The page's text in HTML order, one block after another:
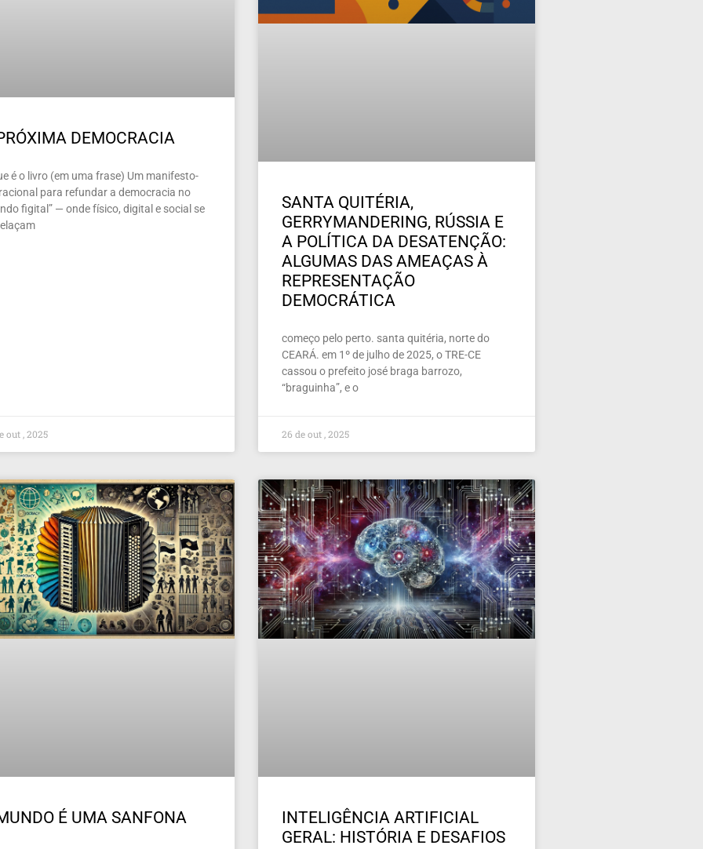
DEMOCRACIA
é o livro (em uma frase) Um manifesto-
para refundar a democracia no
figital” — onde físico, digital e social se
out , 2025
SANTA QUITÉRIA,
GERRYMANDERING, RÚSSIA E
A POLÍTICA DA DESATENÇÃO:
ALGUMAS DAS AMEAÇAS À
REPRESENTAÇÃO
DEMOCRÁTICA
começo pelo perto. santa quitéria, norte do
CEARÁ. em 1º de julho de 2025, o TRE-CE
cassou o prefeito josé braga barrozo,
“braguinha”, e o
26 de out , 2025
É UMA SANFONA
INTELIGÊNCIA ARTIFICIAL
GERAL: HISTÓRIA E DESAFIOS